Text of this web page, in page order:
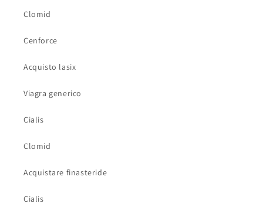
Clomid
Cenforce
Acquisto lasix
Viagra generico
Cialis
Clomid
Acquistare finasteride
Cialis